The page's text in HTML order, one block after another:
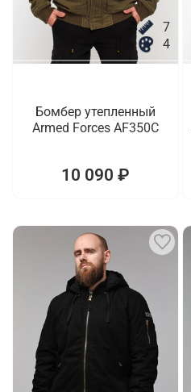
7
4
Бомбер утепленный
Armed Forces AF350C
10 090 ₽